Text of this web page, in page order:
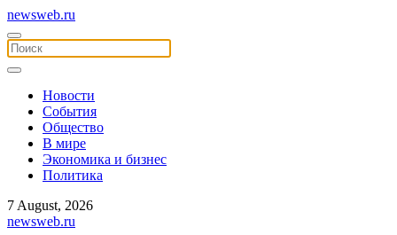
newsweb.ru
Новости
События
Общество
В мире
Экономика и бизнес
Политика
7 August, 2026
newsweb.ru